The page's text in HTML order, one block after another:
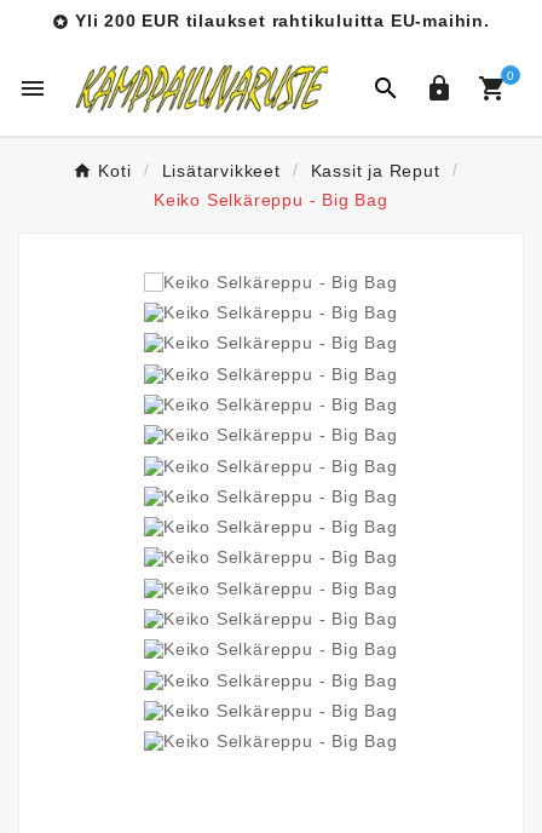
 Yli 200 EUR tilaukset rahtikuluitta EU-maihin.
   0
Koti Lisätarvikkeet
Kassit ja Reput
Keiko Selkäreppu - Big Bag